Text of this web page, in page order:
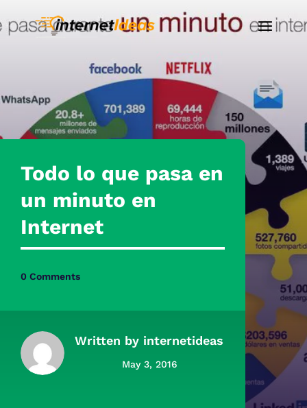
Todo lo que pasa en
un minuto en
Internet
0 Comments
Written by internetideas
May 3, 2016